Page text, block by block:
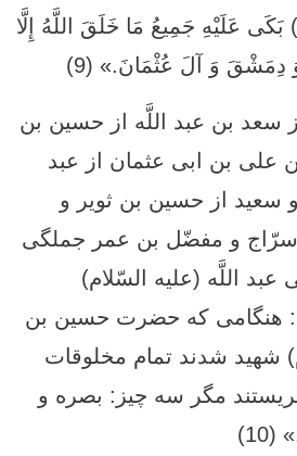
عَلَيْهِ جَمِيعُ مَا خَلَقَ اللَّهُ إِلَّا
وَ دِمَشْقَ وَ آلَ عُثْمَانَ.» (9)
سعد بن عبد اللَّه از حسين بن
على بن ابى عثمان از عبد
سعيد از حسين بن ثوير و
و مفضّل بن عمر جملگى
اللَّه (عليه السّلام)
هنگامى كه حضرت حسين بن
شهيد شدند تمام مخلوقات
مگر سه چيز: بصره و